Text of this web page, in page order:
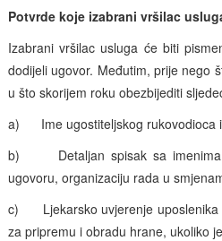
Potvrde koje izabrani vršilac
Izabrani vršilac usluga će biti
dodijeli ugovor. Međutim, prije nego
u što skorijem roku obezbijediti
a) Ime ugostiteljskog rukovodioca i
b) Detaljan spisak sa imenima i
ugovoru, organizaciju rada u
c) Ljekarsko uvjerenje uposlenika
za pripremu i obradu hrane, ukoliko